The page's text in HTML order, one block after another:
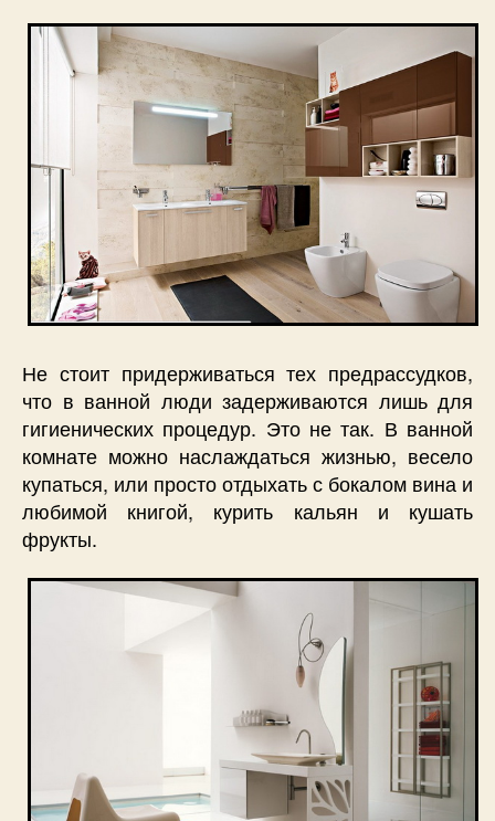
Не стоит придерживаться тех предрассудков,
что в ванной люди задерживаются лишь для
гигиенических процедур. Это не так. В ванной
комнате можно наслаждаться жизнью, весело
купаться, или просто отдыхать с бокалом вина и
любимой книгой, курить кальян и кушать
фрукты.